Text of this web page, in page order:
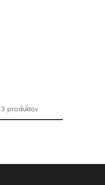
3 produktov